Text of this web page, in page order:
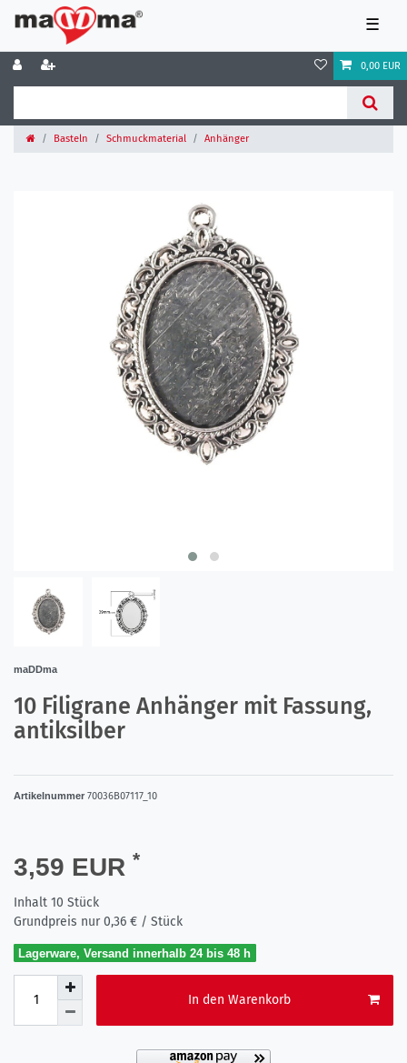
☰
0,00 EUR
Basteln Schmuckmaterial Anhänger
maDDma
10 Filigrane Anhänger mit Fassung,
antiksilber
Artikelnummer 70036B07117_10
3,59 EUR *
Inhalt 10 Stück
Grundpreis nur0,36 € / Stück
Lagerware, Versand innerhalb 24 bis 48 h
In den Warenkorb